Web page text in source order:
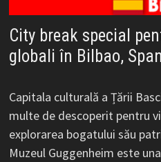
City break special
globali în Bilbao,
Capitala culturală a Țării
multe de descoperit pentru
explorarea bogatului său
Muzeul Guggenheim este